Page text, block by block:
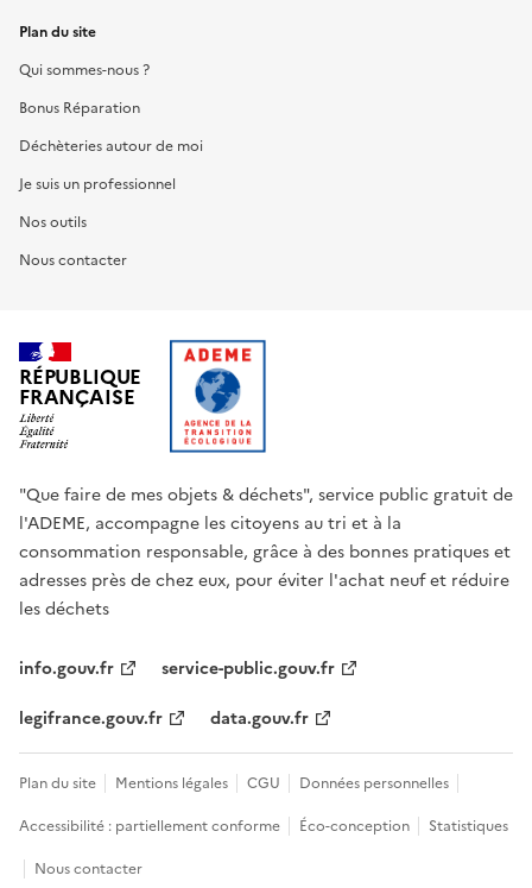
Plan du site
Qui sommes-nous ?
Bonus Réparation
Déchèteries autour de moi
Je suis un professionnel
Nos outils
Nous contacter
RÉPUBLIQUE
FRANÇAISE
"Que faire de mes objets & déchets", service public gratuit de
l'ADEME, accompagne les citoyens au tri et à la
consommation responsable, grâce à des bonnes pratiques et
adresses près de chez eux, pour éviter l'achat neuf et réduire
les déchets
info.gouv.fr
service-public.gouv.fr
legifrance.gouv.fr
data.gouv.fr
Plan du site Mentions légales CGU
Données personnelles
Accessibilité : partiellement conforme
Éco-conception
Statistiques
Nous contacter